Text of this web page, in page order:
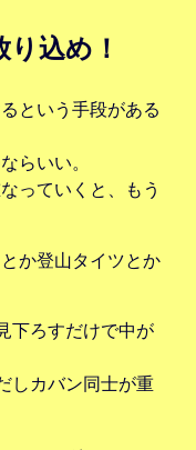
込め！
という手段がある
らいい。
っていくと、もう
か登山タイツとか
下ろすだけで中が
しカバン同士が重